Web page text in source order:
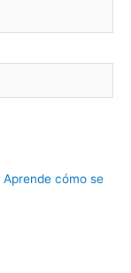
Aprende cómo se